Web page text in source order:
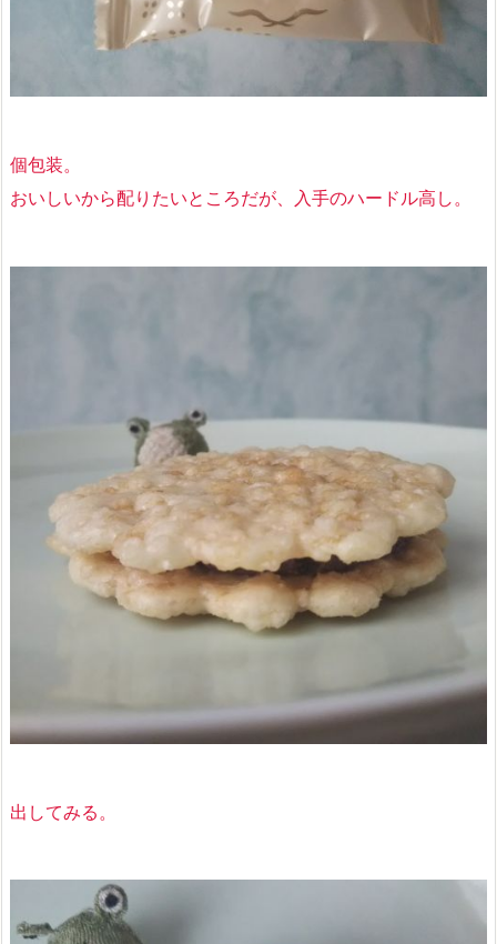
個包装。
おいしいから配りたいところだが、入手のハードル高し。
出してみる。